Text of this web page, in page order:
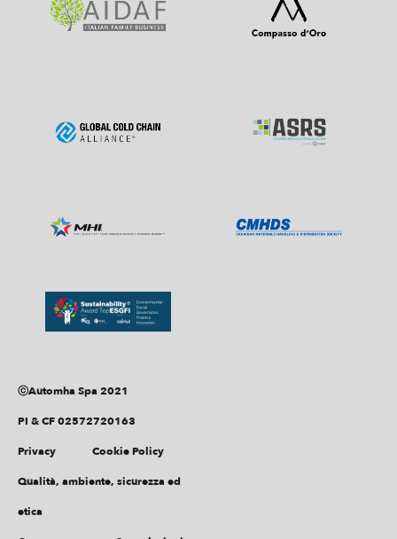
ⓒAutomha Spa 2021
PI & CF 02572720163
Privacy Cookie Policy
Qualità, ambiente, sicurezza ed
etica